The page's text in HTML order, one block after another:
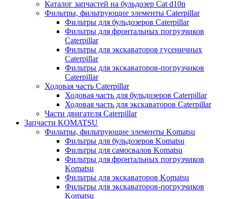
Каталог запчастей на бульдозер Сat d10n
Фильтры, фильтрующие элементы Caterpillar
Фильтры для бульдозеров Caterpillar
Фильтры для фронтальных погрузчиков
Caterpillar
Фильтры для экскаваторов гусеничных
Caterpillar
Фильтры для экскаваторов-погрузчиков
Caterpillar
Ходовая часть Caterpillar
Ходовая часть для бульдозеров Caterpillar
Ходовая часть для экскаваторов Caterpillar
Части двигателя Caterpillar
Запчасти KOMATSU
Фильтры, фильтрующие элементы Komatsu
Фильтры для бульдозеров Komatsu
Фильтры для самосвалов Komatsu
Фильтры для фронтальных погрузчиков
Komatsu
Фильтры для экскаваторов Komatsu
Фильтры для экскаваторов-погрузчиков
Komatsu